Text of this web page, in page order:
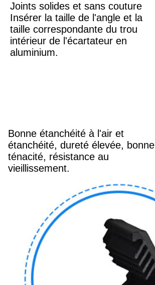
Joints solides et sans couture
Insérer la taille de l'angle et la
taille correspondante du trou
intérieur de l'écartateur en
aluminium.
Bonne étanchéité à l'air et
étanchéité, dureté élevée, bonne
ténacité, résistance au
vieillissement.